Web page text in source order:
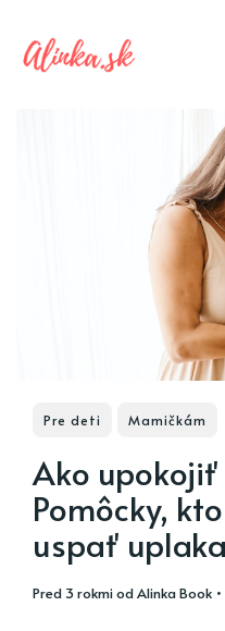
Pre deti Mamičkám
Ako
Pomôcky,
uspať
pred 3 rokmiodAlinka Book